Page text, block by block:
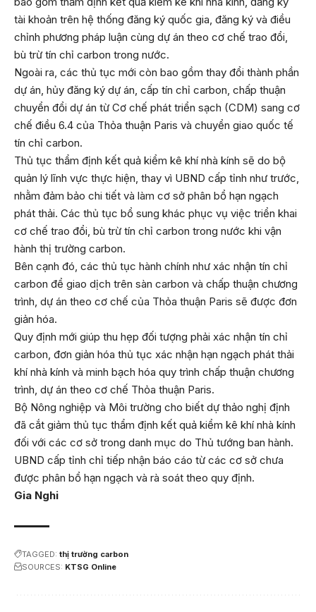
tài khoản trên hệ thống đăng ký quốc gia, đăng ký và điều
chỉnh phương pháp luận cùng dự án theo cơ chế trao đổi,
bù trừ tín chỉ carbon trong nước.
Ngoài ra, các thủ tục mới còn bao gồm thay đổi thành phần
dự án, hủy đăng ký dự án, cấp tín chỉ carbon, chấp thuận
chuyển đổi dự án từ Cơ chế phát triển sạch (CDM) sang cơ
chế điều 6.4 của Thỏa thuận Paris và chuyển giao quốc tế
tín chỉ carbon.
Thủ tục thẩm định kết quả kiểm kê khí nhà kính sẽ do bộ
quản lý lĩnh vực thực hiện, thay vì UBND cấp tỉnh như trước,
nhằm đảm bảo chi tiết và làm cơ sở phân bổ hạn ngạch
phát thải. Các thủ tục bổ sung khác phục vụ việc triển khai
cơ chế trao đổi, bù trừ tín chỉ carbon trong nước khi vận
hành thị trường carbon.
Bên cạnh đó, các thủ tục hành chính như xác nhận tín chỉ
carbon để giao dịch trên sàn carbon và chấp thuận chương
trình, dự án theo cơ chế của Thỏa thuận Paris sẽ được đơn
giản hóa.
Quy định mới giúp thu hẹp đối tượng phải xác nhận tín chỉ
carbon, đơn giản hóa thủ tục xác nhận hạn ngạch phát thải
khí nhà kính và minh bạch hóa quy trình chấp thuận chương
trình, dự án theo cơ chế Thỏa thuận Paris.
Bộ Nông nghiệp và Môi trường cho biết dự thảo nghị định
đã cắt giảm thủ tục thẩm định kết quả kiểm kê khí nhà kính
đối với các cơ sở trong danh mục do Thủ tướng ban hành.
UBND cấp tỉnh chỉ tiếp nhận báo cáo từ các cơ sở chưa
được phân bổ hạn ngạch và rà soát theo quy định.
Gia Nghi
TAGGED: thị trường carbon
SOURCES: KTSG Online